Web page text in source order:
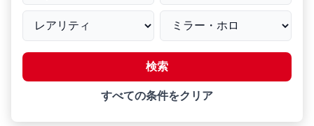
検索
すべての条件をクリア